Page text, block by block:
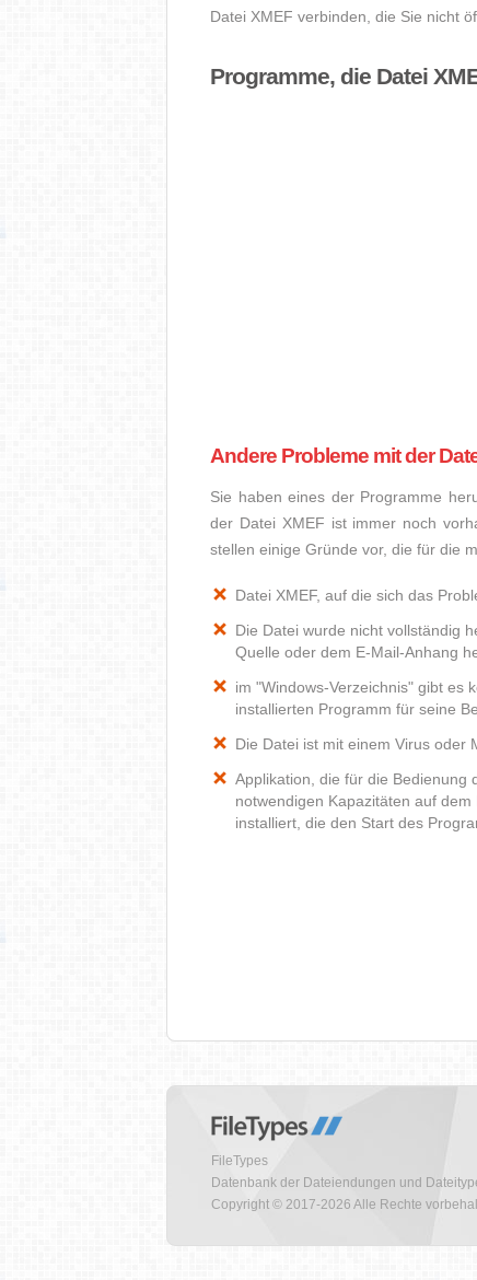
Datei XMEF verbinden, die Sie nicht
Programme, die Datei
Andere Probleme mit der
Sie haben eines der Programme
der Datei XMEF ist immer noch
stellen einige Gründe vor, die für die
Datei XMEF, auf die sich das
Die Datei wurde nicht vollständig
Quelle oder dem E-Mail-Anhang
im "Windows-Verzeichnis" gibt es
installierten Programm für seine
Die Datei ist mit einem Virus oder
Applikation, die für die Bedienung
notwendigen Kapazitäten auf
installiert, die den Start des
FileTypes
Datenbank der Dateiendungen und
Copyright © 2017-2026 Alle Rechte